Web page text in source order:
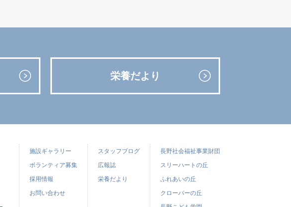
栄養だより
長野社会福祉事業財団
スリーハートの丘
ふれあいの丘
クローバーの丘
スタッフブログ
広報誌
栄養だより
施設ギャラリー
ボランティア募集
採用情報
お問い合わせ